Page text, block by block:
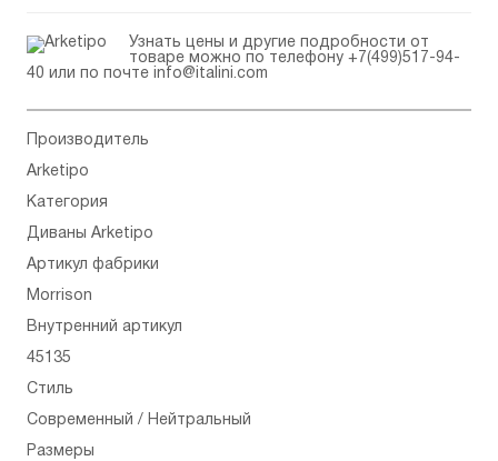
Узнать цены и другие подробности от
товаре можно по телефону +7(499)517-94-
40 или по почте info@italini.com
Производитель
Arketipo
Категория
Диваны Arketipo
Артикул фабрики
Morrison
Внутренний артикул
45135
Стиль
Современный / Нейтральный
Размеры